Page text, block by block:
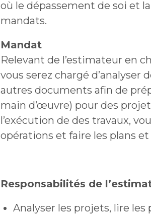
où le dépassement de soi et
mandats.
Mandat
Relevant de l’estimateur en
vous serez chargé d’analyser
autres documents afin de
main d’œuvre) pour des
l’exécution de des travaux,
opérations et faire les plans
Responsabilités de
Analyser les projets, lire les